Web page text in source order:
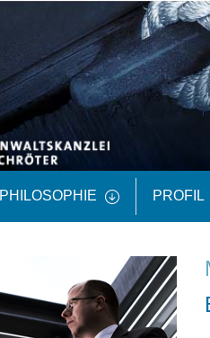
PHILOSOPHIE PROFIL